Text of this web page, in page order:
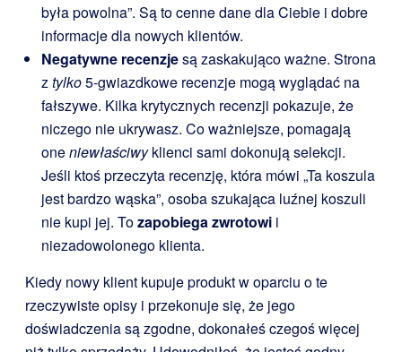
była powolna”. Są to cenne dane dla Ciebie i dobre
informacje dla nowych klientów.
Negatywne recenzjesą zaskakująco ważne. Strona
ztylko5-gwiazdkowe recenzje mogą wyglądać na
fałszywe. Kilka krytycznych recenzji pokazuje, że
niczego nie ukrywasz. Co ważniejsze, pomagają
oneniewłaściwyklienci sami dokonują selekcji.
Jeśli ktoś przeczyta recenzję, która mówi „Ta koszula
jest bardzo wąska”, osoba szukająca luźnej koszuli
nie kupi jej. Tozapobiega zwrotowi i
niezadowolonego klienta.
Kiedy nowy klient kupuje produkt w oparciu o te
rzeczywiste opisy i przekonuje się, że jego
doświadczenia są zgodne, dokonałeś czegoś więcej